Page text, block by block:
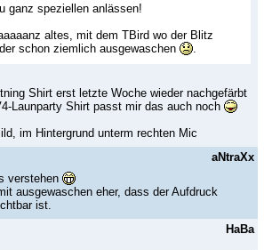
ganz speziellen anlässen!
altes, mit dem TBird wo der Blitz
schon ziemlich ausgewaschen
Shirt erst letzte Woche wieder nachgefärbt
Launparty Shirt passt mir das auch noch
im Hintergrund unterm rechten Mic
aNtraXx
verstehen
ausgewaschen eher, dass der Aufdruck
ist.
HaBa